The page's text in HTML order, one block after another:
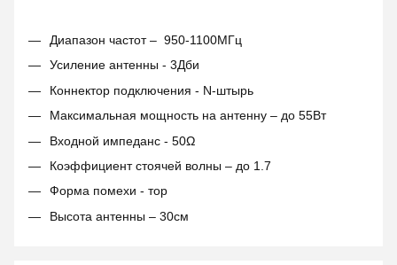
Диапазон частот – 950-1100МГц
Усиление антенны - 3Дби
Коннектор подключения - N-штырь
Максимальная мощность на антенну – до 55Вт
Входной импеданс - 50Ω
Коэффициент стоячей волны – до 1.7
Форма помехи - тор
Высота антенны – 30см